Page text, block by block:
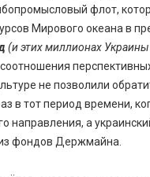
флот,
Мирового океана в
(и этих миллионах Украины
не позволили
в тот период времени,
направления, а
фондов Держмайна.